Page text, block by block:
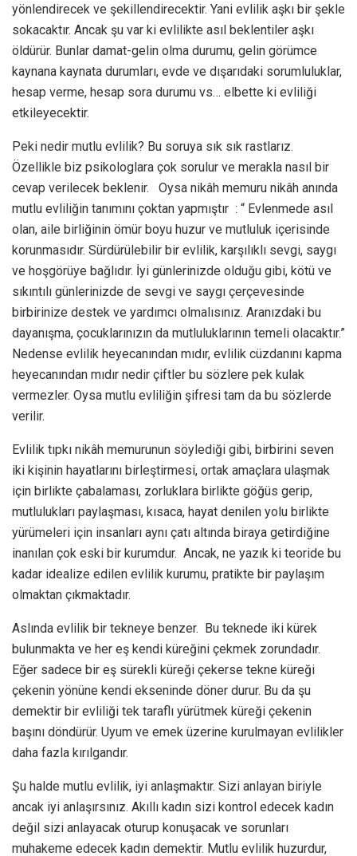
yönlendirecek ve şekillendirecektir. Yani evlilik aşkı bir şekle
sokacaktır. Ancak şu var ki evlilikte asıl beklentiler aşkı
öldürür. Bunlar damat-gelin olma durumu, gelin görümce
kaynana kaynata durumları, evde ve dışarıdaki sorumluluklar,
hesap verme, hesap sora durumu vs… elbette ki evliliği
etkileyecektir.
Peki nedir mutlu evlilik? Bu soruya sık sık rastlarız.
Özellikle biz psikologlara çok sorulur ve merakla nasıl bir
cevap verilecek beklenir. Oysa nikâh memuru nikâh anında
mutlu evliliğin tanımını çoktan yapmıştır : “ Evlenmede asıl
olan, aile birliğinin ömür boyu huzur ve mutluluk içerisinde
korunmasıdır. Sürdürülebilir bir evlilik, karşılıklı sevgi, saygı
ve hoşgörüye bağlıdır. İyi günlerinizde olduğu gibi, kötü ve
sıkıntılı günlerinizde de sevgi ve saygı çerçevesinde
birbirinize destek ve yardımcı olmalısınız. Aranızdaki bu
dayanışma, çocuklarınızın da mutluluklarının temeli olacaktır.”
Nedense evlilik heyecanından mıdır, evlilik cüzdanını kapma
heyecanından mıdır nedir çiftler bu sözlere pek kulak
vermezler. Oysa mutlu evliliğin şifresi tam da bu sözlerde
verilir.
Evlilik tıpkı nikâh memurunun söylediği gibi, birbirini seven
iki kişinin hayatlarını birleştirmesi, ortak amaçlara ulaşmak
için birlikte çabalaması, zorluklara birlikte göğüs gerip,
mutlulukları paylaşması, kısaca, hayat denilen yolu birlikte
yürümeleri için insanları aynı çatı altında biraya getirdiğine
inanılan çok eski bir kurumdur. Ancak, ne yazık ki teoride bu
kadar idealize edilen evlilik kurumu, pratikte bir paylaşım
olmaktan çıkmaktadır.
Aslında evlilik bir tekneye benzer. Bu teknede iki kürek
bulunmakta ve her eş kendi küreğini çekmek zorundadır.
Eğer sadece bir eş sürekli küreği çekerse tekne küreği
çekenin yönüne kendi ekseninde döner durur. Bu da şu
demektir bir evliliği tek taraflı yürütmek küreği çekenin
başını döndürür. Uyum ve emek üzerine kurulmayan evlilikler
daha fazla kırılgandır.
Şu halde mutlu evlilik, iyi anlaşmaktır. Sizi anlayan biriyle
ancak iyi anlaşırsınız. Akıllı kadın sizi kontrol edecek kadın
değil sizi anlayacak oturup konuşacak ve sorunları
muhakeme edecek kadın demektir. Mutlu evlilik huzurdur,